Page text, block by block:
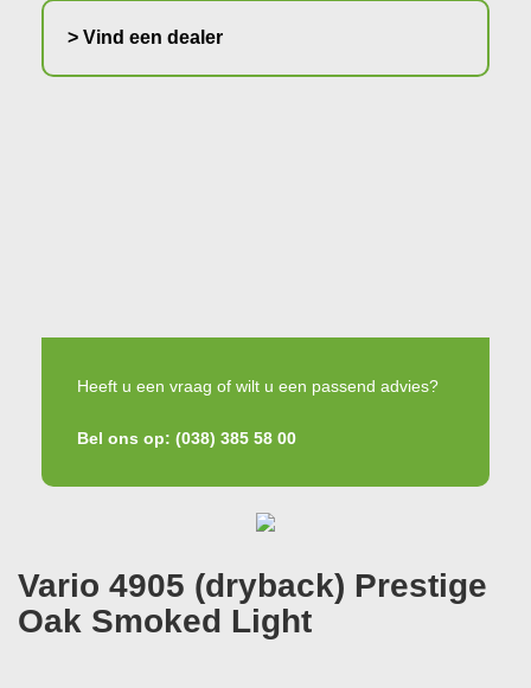
> Vind een dealer
Heeft u een vraag of wilt u een passend advies?
Bel ons op: (038) 385 58 00
Vario 4905 (dryback) Prestige
Oak Smoked Light